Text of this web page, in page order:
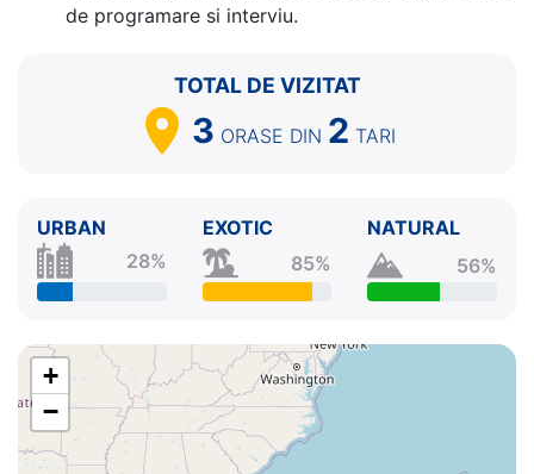
de programare si interviu.
TOTAL DE VIZITAT
3 ORASE DIN 2 TARI
URBAN
28%
EXOTIC
85%
NATURAL
56%
+
−